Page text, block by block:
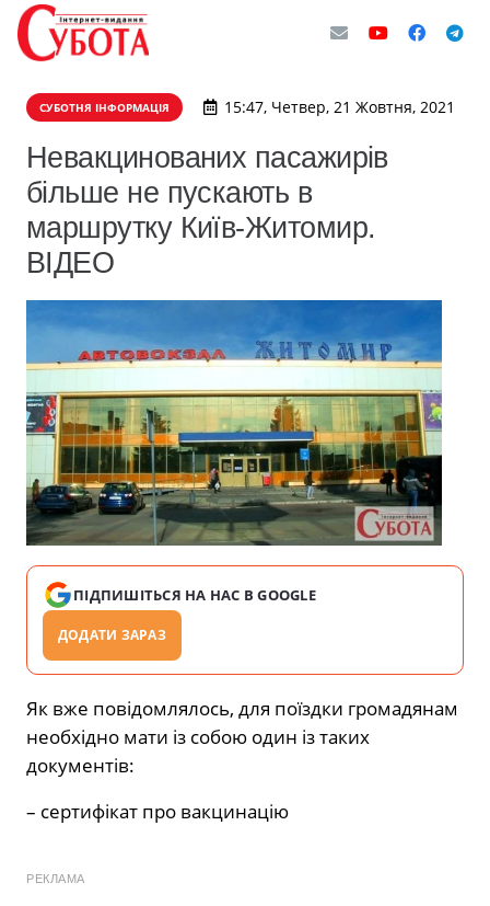
СУБОТНЯ ІНФОРМАЦІЯ 15:47, Четвер, 21 Жовтня, 2021
Невакцинованих пасажирів
більше не пускають в
маршрутку Київ-Житомир.
ВІДЕО
ПІДПИШІТЬСЯ НА НАС В GOOGLE
ДОДАТИ ЗАРАЗ
Як вже повідомлялось, для поїздки громадянам
необхідно мати із собою один із таких
документів:
– сертифікат про вакцинацію
РЕКЛАМА